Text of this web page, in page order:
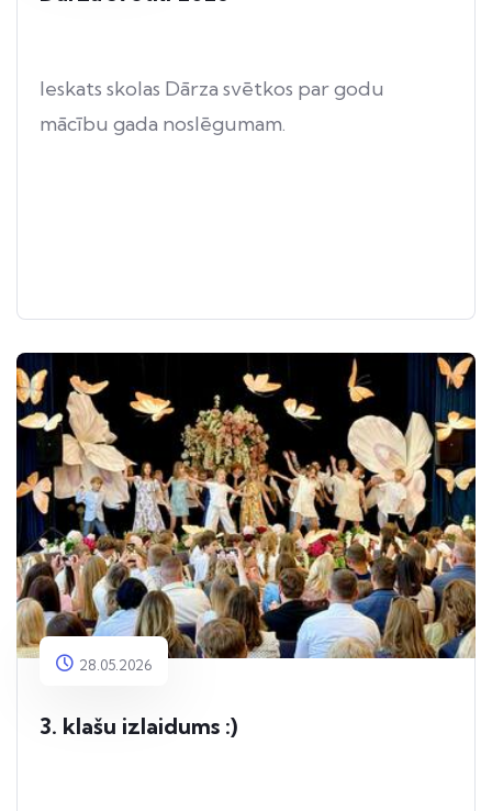
Ieskats skolas Dārza svētkos par godu
mācību gada noslēgumam.
28.05.2026
3. klašu izlaidums :)